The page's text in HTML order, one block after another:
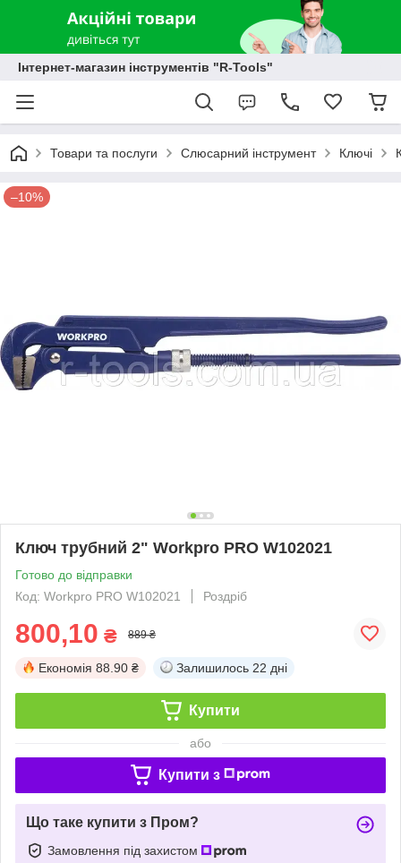
Інтернет-магазин інструментів "R-Tools"
Товари та послуги Слюсарний інструмент Ключі
–10%
Ключ трубний 2" Workpro PRO W102021
Готово до відправки
Код: Workpro PRO W102021
Роздріб
800,10 ₴ 889 ₴
Економія 88.90 ₴ Залишилось 22 дні
Купити
або
Купити з
Що таке купити з Пром?
Замовлення під захистом